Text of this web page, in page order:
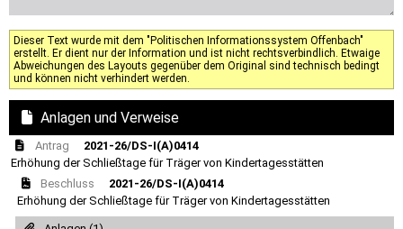
Dieser Text wurde mit dem "Politischen Informationssystem Offenbach"
erstellt. Er dient nur der Information und ist nicht rechtsverbindlich. Etwaige
Abweichungen des Layouts gegenüber dem Original sind technisch bedingt
und können nicht verhindert werden.
Anlagen und Verweise
Antrag
2021-26/DS-I(A)0414
Erhöhung der Schließtage für Träger von Kindertagesstätten
Beschluss
2021-26/DS-I(A)0414
Erhöhung der Schließtage für Träger von Kindertagesstätten